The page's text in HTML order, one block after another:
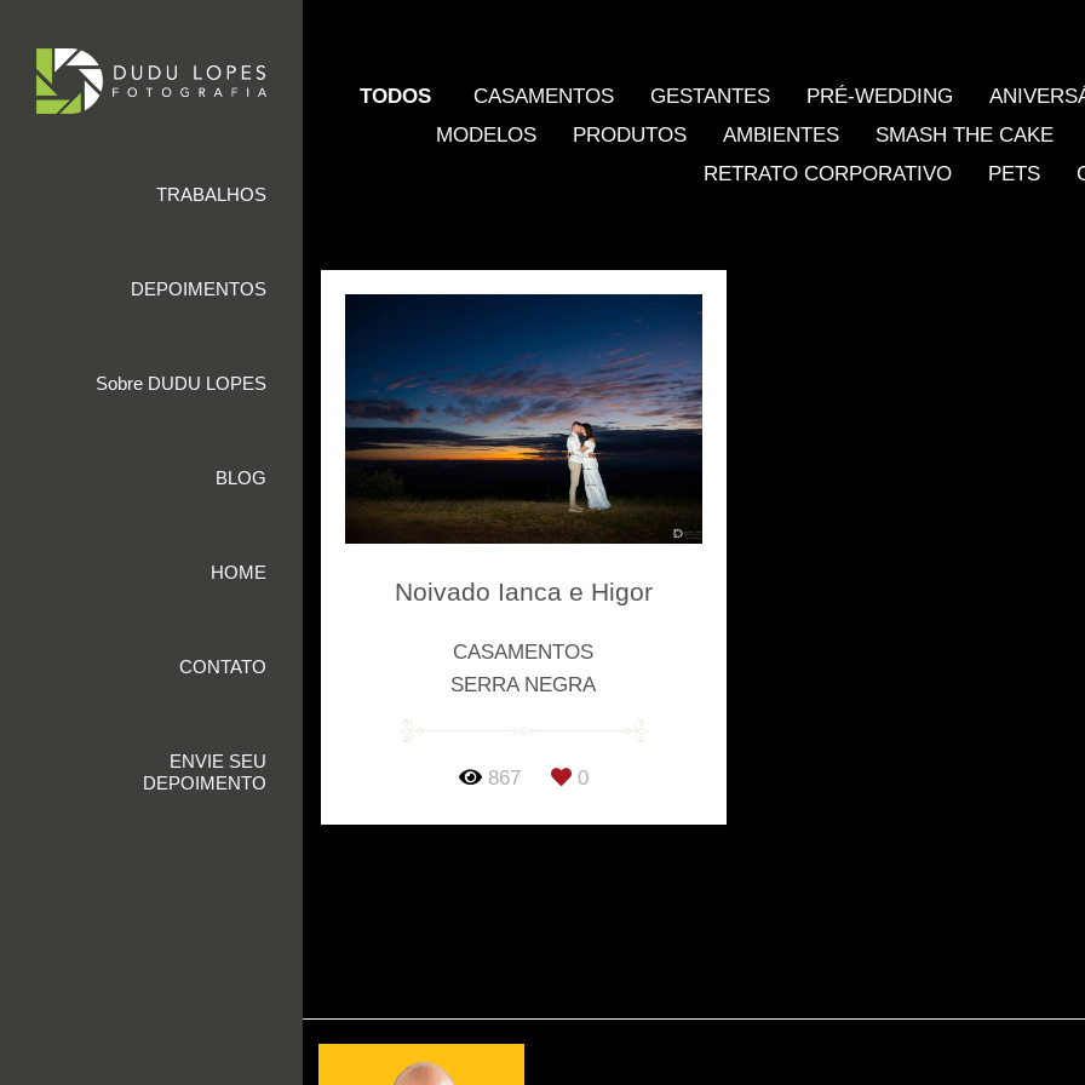
TRABALHOS
DEPOIMENTOS
Sobre DUDU LOPES
BLOG
HOME
CONTATO
ENVIE SEU
DEPOIMENTO
TODOS CASAMENTOS GESTANTES PRÉ-WEDDING
MODELOS
PRODUTOS AMBIENTES SMASH THE CAKE
RETRATO CORPORATIVO
PETS
Noivado Ianca e Higor
CASAMENTOS
SERRA NEGRA
867 0